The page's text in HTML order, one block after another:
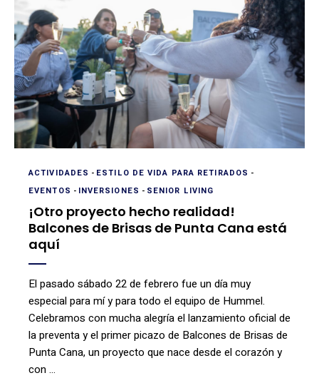
ACTIVIDADES - ESTILO DE VIDA PARA RETIRADOS -
EVENTOS - INVERSIONES - SENIOR LIVING
¡Otro proyecto hecho realidad!
Balcones de Brisas de Punta Cana está
aquí
El pasado sábado 22 de febrero fue un día muy
especial para mí y para todo el equipo de Hummel.
Celebramos con mucha alegría el lanzamiento oficial de
la preventa y el primer picazo de Balcones de Brisas de
Punta Cana, un proyecto que nace desde el corazón y
con …